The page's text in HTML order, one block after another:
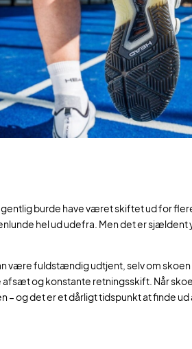
burde have været skiftet ud for
hel ud udefra. Men det er sjældent
være fuldstændig udtjent, selv om skoen
afsæt og konstante retningsskift. Når
og det er et dårligt tidspunkt at finde ud